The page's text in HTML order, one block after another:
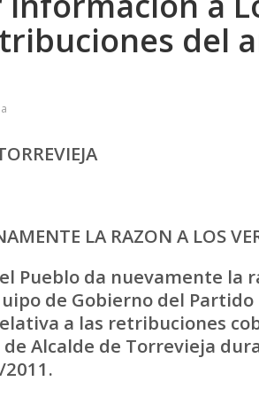
del
LA RAZON A LOS
Pueblo da nuevamente la
de Gobierno del
a las retribuciones
Alcalde de Torrevieja